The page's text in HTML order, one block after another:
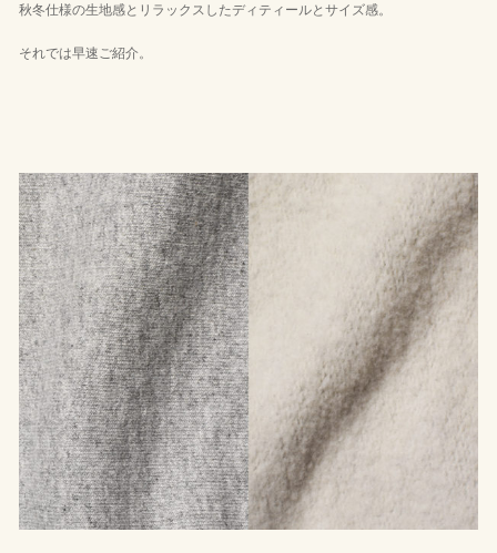
秋冬仕様の生地感とリラックスしたディティールとサイズ感。
それでは早速ご紹介。